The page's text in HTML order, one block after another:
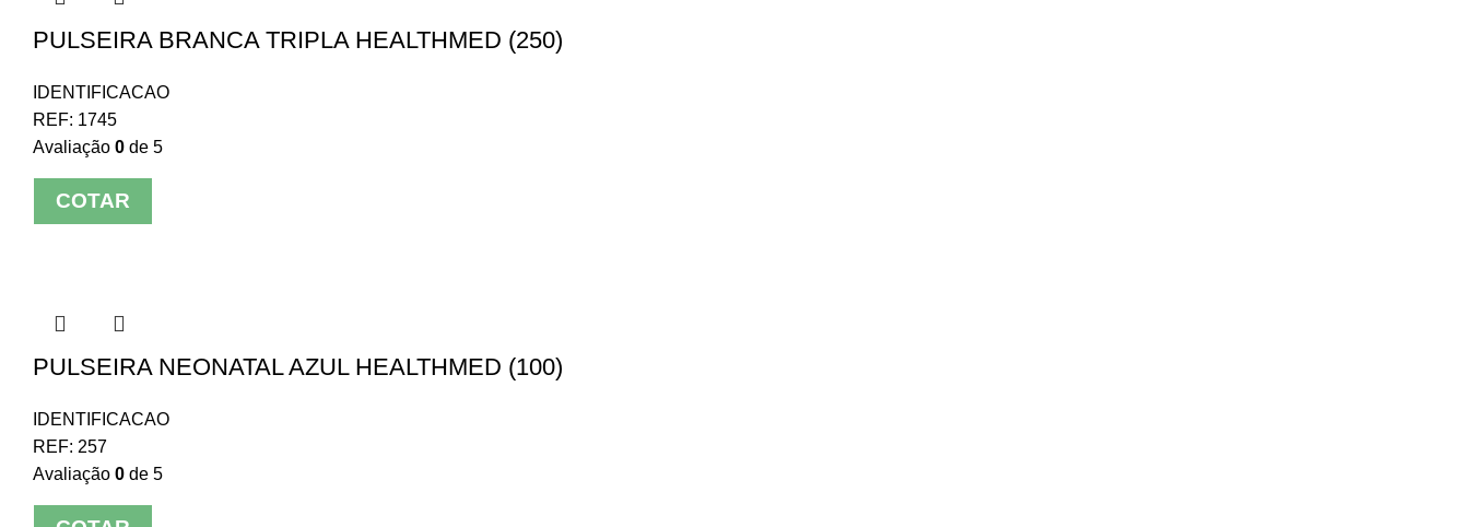
PULSEIRA BRANCA TRIPLA HEALTHMED (250)
IDENTIFICACAO
REF: 1745
Avaliação 0 de 5
COTAR
PULSEIRA NEONATAL AZUL HEALTHMED (100)
IDENTIFICACAO
REF: 257
Avaliação 0 de 5